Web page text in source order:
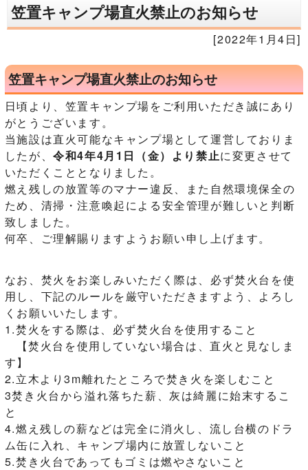
笠置キャンプ場直火禁止のお知らせ
[2022年1月4日]
笠置キャンプ場直火禁止のお知らせ
日頃より、笠置キャンプ場をご利用いただき誠にあり
がとうございます。
当施設は直火可能なキャンプ場として運営しておりま
したが、令和4年4月1日（金）より禁止に変更させて
いただくこととなりました。
燃え残しの放置等のマナー違反、また自然環境保全の
ため、清掃・注意喚起による安全管理が難しいと判断
致しました。
何卒、ご理解賜りますようお願い申し上げます。
なお、焚火をお楽しみいただく際は、必ず焚火台を使
用し、下記のルールを厳守いただきますよう、よろし
くお願いいたします。
1.焚火をする際は、必ず焚火台を使用すること
【焚火台を使用していない場合は、直火と見なしま
す】
2.立木より3m離れたところで焚き火を楽しむこと
3焚き火台から溢れ落ちた薪、灰は綺麗に始末するこ
と
4.燃え残しの薪などは完全に消火し、流し台横のドラ
ム缶に入れ、キャンプ場内に放置しないこと
5.焚き火台であってもゴミは燃やさないこと